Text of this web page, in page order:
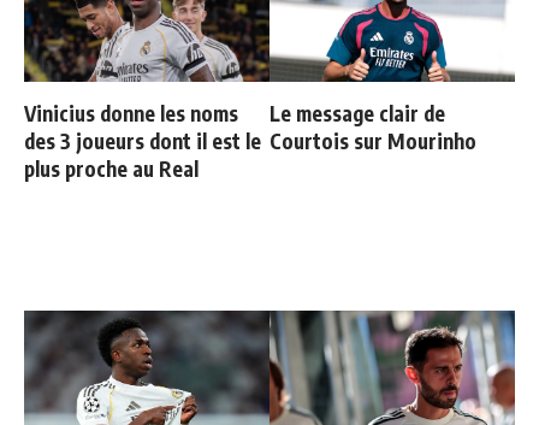
Vinicius donne les noms
des 3 joueurs dont il est le
plus proche au Real
Le message clair de
Courtois sur Mourinho